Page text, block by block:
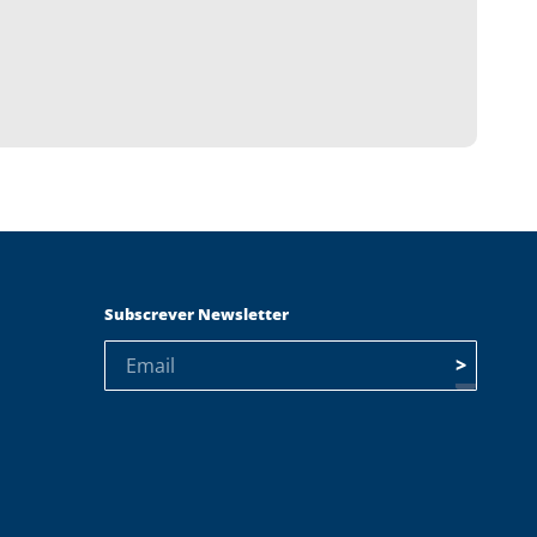
Subscrever Newsletter
>